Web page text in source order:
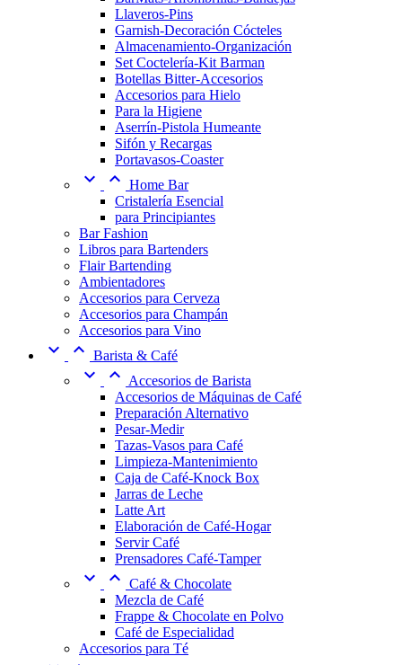
Llaveros-Pins
Garnish-Decoración Cócteles
Almacenamiento-Organización
Set Coctelería-Kit Barman
Botellas Bitter-Accesorios
Accesorios para Hielo
Para la Higiene
Aserrín-Pistola Humeante
Sifón y Recargas
Portavasos-Coaster
  Home Bar
Cristalería Esencial
para Principiantes
Bar Fashion
Libros para Bartenders
Flair Bartending
Ambientadores
Accesorios para Cerveza
Accesorios para Champán
Accesorios para Vino
  Barista & Café
  Accesorios de Barista
Accesorios de Máquinas de Café
Preparación Alternativo
Pesar-Medir
Tazas-Vasos para Café
Limpieza-Mantenimiento
Caja de Café-Knock Box
Jarras de Leche
Latte Art
Elaboración de Café-Hogar
Servir Café
Prensadores Café-Tamper
  Café & Chocolate
Mezcla de Café
Frappe & Chocolate en Polvo
Café de Especialidad
Accesorios para Té